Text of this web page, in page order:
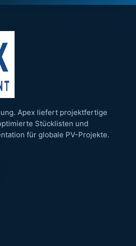
Apex liefert projektfertige
Stücklisten und
für globale PV-Projekte.